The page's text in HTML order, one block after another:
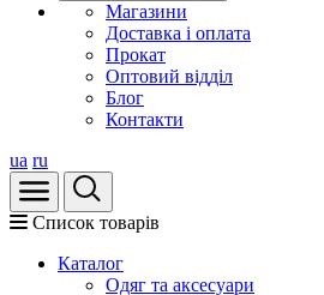
Магазини
Доставка і оплата
Прокат
Оптовий відділ
Блог
Контакти
ua ru
Список товарів
Каталог
Oдяг та аксесуари